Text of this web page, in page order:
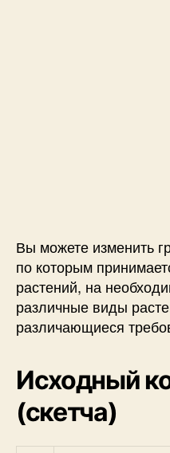
Вы можете изменить
по которым
растений, на
различные виды
различающиеся
Исходный
(скетча)